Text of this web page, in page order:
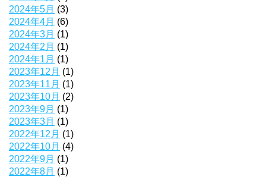
2024年5月 (3)
2024年4月 (6)
2024年3月 (1)
2024年2月 (1)
2024年1月 (1)
2023年12月 (1)
2023年11月 (1)
2023年10月 (2)
2023年9月 (1)
2023年3月 (1)
2022年12月 (1)
2022年10月 (4)
2022年9月 (1)
2022年8月 (1)